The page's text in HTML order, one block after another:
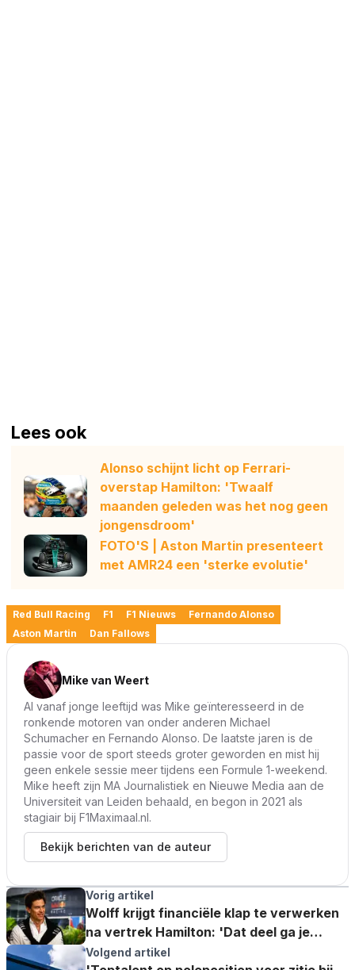
Lees ook
Alonso schijnt licht op Ferrari-
overstap Hamilton: 'Twaalf
maanden geleden was het nog geen
jongensdroom'
FOTO'S | Aston Martin presenteert
met AMR24 een 'sterke evolutie'
Red Bull Racing F1 F1 Nieuws
Fernando Alonso
Aston Martin
Dan Fallows
Mike van Weert
Al vanaf jonge leeftijd was Mike geïnteresseerd in de
ronkende motoren van onder anderen Michael
Schumacher en Fernando Alonso. De laatste jaren is de
passie voor de sport steeds groter geworden en mist hij
geen enkele sessie meer tijdens een Formule 1-weekend.
Mike heeft zijn MA Journalistiek en Nieuwe Media aan de
Universiteit van Leiden behaald, en begon in 2021 als
stagiair bij F1Maximaal.nl.
Bekijk berichten van de auteur
Vorig artikel
Wolff krijgt financiële klap te verwerken
na vertrek Hamilton: 'Dat deel ga je
missen'
Volgend artikel